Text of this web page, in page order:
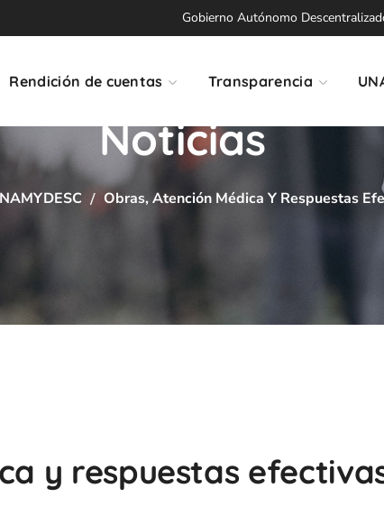
Gobierno Autónomo
Rendición de cuentas Transparencia
Noticias
Obras, Atención Médica Y Respuestas
y respuestas